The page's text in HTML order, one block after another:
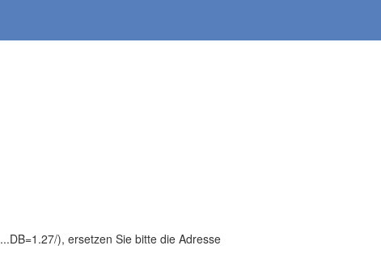
), ersetzen Sie bitte die Adresse